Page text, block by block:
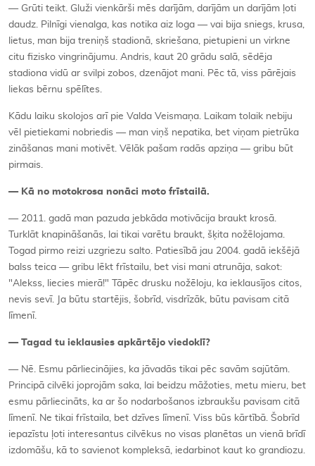
— Grūti teikt. Gluži vienkārši mēs darījām, darījām un darījām ļoti
daudz. Pilnīgi vienalga, kas notika aiz loga — vai bija sniegs, krusa,
lietus, man bija treniņš stadionā, skriešana, pietupieni un virkne
citu fizisko vingrinājumu. Andris, kaut 20 grādu salā, sēdēja
stadiona vidū ar svilpi zobos, dzenājot mani. Pēc tā, viss pārējais
liekas bērnu spēlītes.
Kādu laiku skolojos arī pie Valda Veismaņa. Laikam tolaik nebiju
vēl pietiekami nobriedis — man viņš nepatika, bet viņam pietrūka
zināšanas mani motivēt. Vēlāk pašam radās apziņa — gribu būt
pirmais.
— Kā no motokrosa nonāci moto frīstailā.
— 2011. gadā man pazuda jebkāda motivācija braukt krosā.
Turklāt knapināšanās, lai tikai varētu braukt, šķita nožēlojama.
Togad pirmo reizi uzgriezu salto. Patiesībā jau 2004. gadā iekšējā
balss teica — gribu lēkt frīstailu, bet visi mani atrunāja, sakot:
"Alekss, liecies mierā!" Tāpēc drusku nožēloju, ka ieklausījos citos,
nevis sevī. Ja būtu startējis, šobrīd, visdrīzāk, būtu pavisam citā
līmenī.
— Tagad tu ieklausies apkārtējo viedoklī?
— Nē. Esmu pārliecinājies, ka jāvadās tikai pēc savām sajūtām.
Principā cilvēki joprojām saka, lai beidzu māžoties, metu mieru, bet
esmu pārliecināts, ka ar šo nodarbošanos izbraukšu pavisam citā
līmenī. Ne tikai frīstaila, bet dzīves līmenī. Viss būs kārtībā. Šobrīd
iepazīstu ļoti interesantus cilvēkus no visas planētas un vienā brīdī
izdomāšu, kā to savienot kompleksā, iedarbinot kaut ko grandiozu.